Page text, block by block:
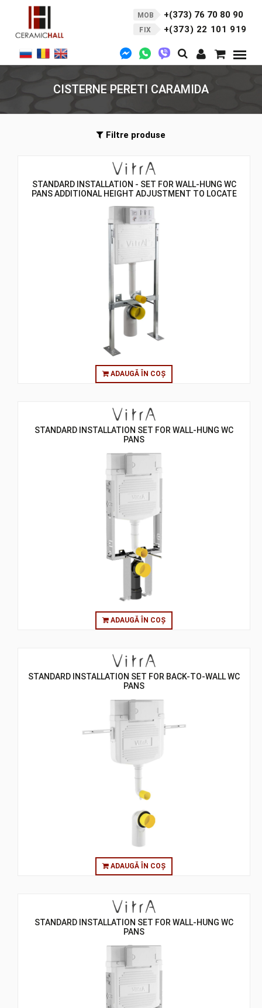
MOB +(373) 76 70 80 90
FIX +(373) 22 101 919
CISTERNE PERETI CARAMIDA
Filtre produse
STANDARD INSTALLATION - SET FOR WALL-HUNG WC
PANS ADDITIONAL HEIGHT ADJUSTMENT TO LOCATE
FINISHED FLOOR
ADAUGĂ ÎN COȘ
STANDARD INSTALLATION SET FOR WALL-HUNG WC
PANS
ADAUGĂ ÎN COȘ
STANDARD INSTALLATION SET FOR BACK-TO-WALL WC
PANS
ADAUGĂ ÎN COȘ
STANDARD INSTALLATION SET FOR WALL-HUNG WC
PANS